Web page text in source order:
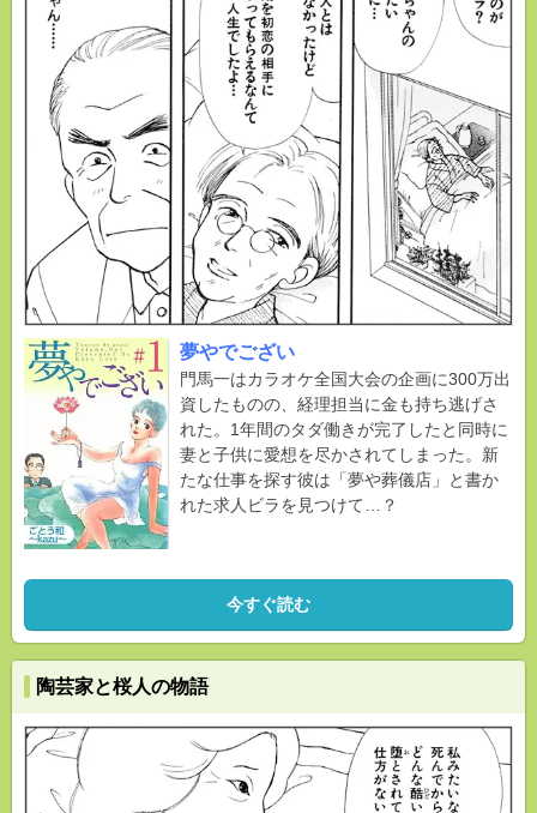
夢やでござい
門馬一はカラオケ全国大会の企画に300万出
資したものの、経理担当に金も持ち逃げさ
れた。1年間のタダ働きが完了したと同時に
妻と子供に愛想を尽かされてしまった。新
たな仕事を探す彼は「夢や葬儀店」と書か
れた求人ビラを見つけて…？
今すぐ読む
陶芸家と桜人の物語